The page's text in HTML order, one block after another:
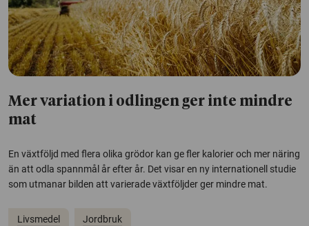
Mer variation i odlingen ger inte mindre
mat
En växtföljd med flera olika grödor kan ge fler kalorier och mer näring
än att odla spannmål år efter år. Det visar en ny internationell studie
som utmanar bilden att varierade växtföljder ger mindre mat.
Livsmedel Jordbruk